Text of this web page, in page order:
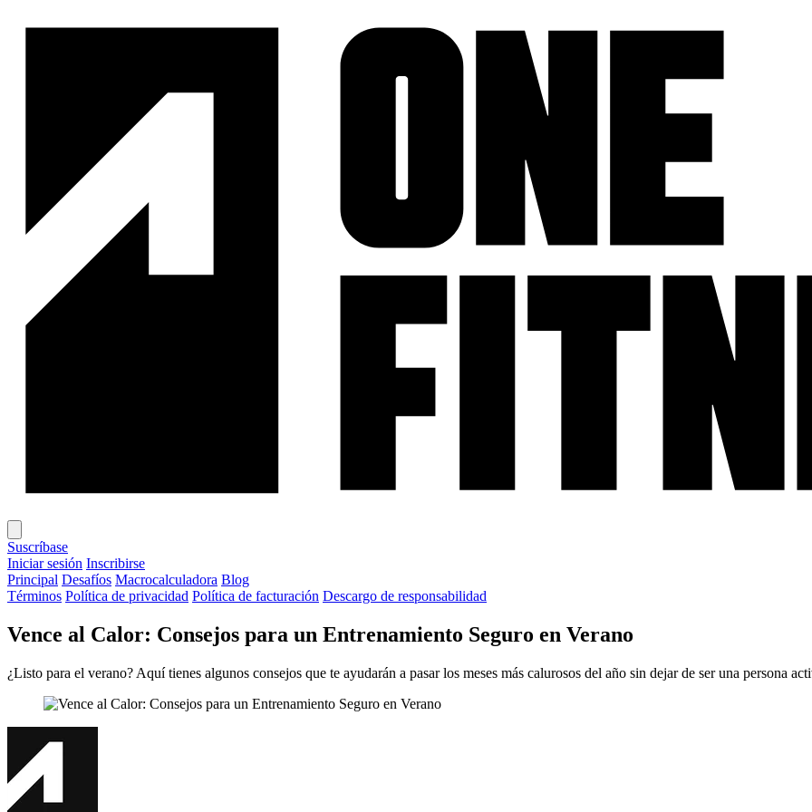
Suscríbase
Iniciar sesión Inscribirse
Principal Desafíos Macrocalculadora Blog
Términos Política de privacidad Política de facturación Descargo de responsabilidad
Vence al Calor: Consejos para un Entrenamiento Seguro en Verano
¿Listo para el verano? Aquí tienes algunos consejos que te ayudarán a pasar los meses más calurosos del año sin dejar de ser una persona